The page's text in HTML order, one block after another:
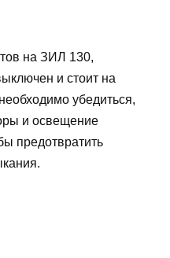
на ЗИЛ 130,
и стоит на
убедиться,
и освещение
предотвратить